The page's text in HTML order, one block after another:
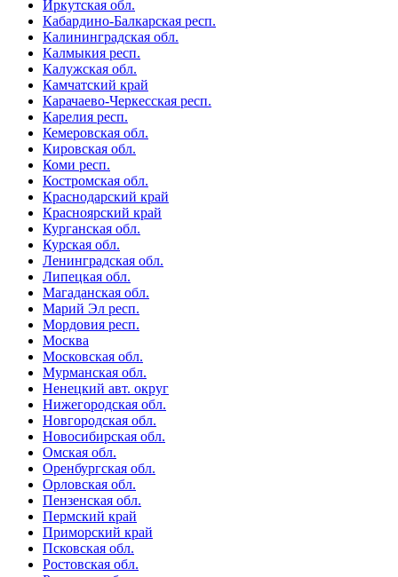
Иркутская обл.
Кабардино-Балкарская респ.
Калининградская обл.
Калмыкия респ.
Калужская обл.
Камчатский край
Карачаево-Черкесская респ.
Карелия респ.
Кемеровская обл.
Кировская обл.
Коми респ.
Костромская обл.
Краснодарский край
Красноярский край
Курганская обл.
Курская обл.
Ленинградская обл.
Липецкая обл.
Магаданская обл.
Марий Эл респ.
Мордовия респ.
Москва
Московская обл.
Мурманская обл.
Ненецкий авт. округ
Нижегородская обл.
Новгородская обл.
Новосибирская обл.
Омская обл.
Оренбургская обл.
Орловская обл.
Пензенская обл.
Пермский край
Приморский край
Псковская обл.
Ростовская обл.